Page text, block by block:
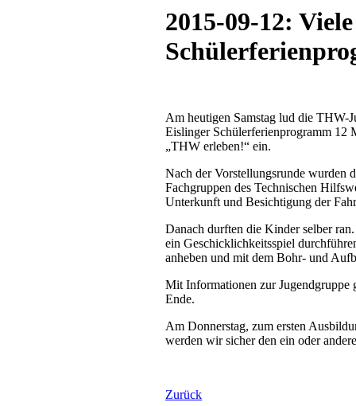
2015-09-12:
Am heutigen Samstag lud die THW-
Eislinger Schülerferienprogramm 12
„THW erleben!“ ein.
Nach der Vorstellungsrunde wurden
Fachgruppen des Technischen
Unterkunft und Besichtigung der
Danach durften die Kinder selber
ein Geschicklichkeitsspiel
anheben und mit dem Bohr- und
Mit Informationen zur Jugendgruppe
Ende.
Am Donnerstag, zum ersten
werden wir sicher den ein oder
Zurück